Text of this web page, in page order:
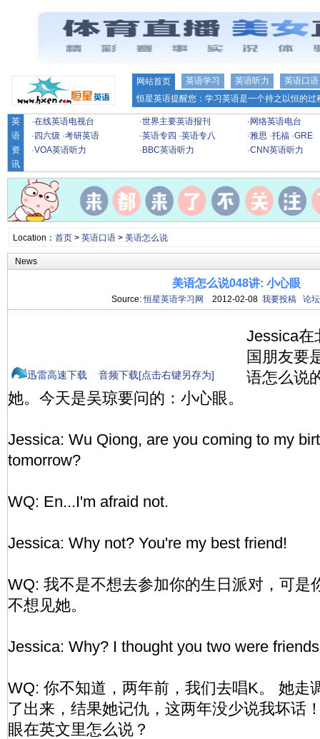
网站首页 英语学习 英语听力
英语口语
恒星英语提醒您：学习英语是一个持之以恒的
英
语
资
讯
·在线英语电视台 ·世界主要英语报刊 · 网络英语电台
· 四六级 ·考研英语 ·英语专四 ·英语专八 ·雅思 ·托福 ·GRE
·VOA英语听力 · BBC英语听力 ·CNN英语听力
Location： 首页> 英语口语> 美语怎么说
News
美语怎么说048讲: 小心眼
Source:恒星英语学习网 2012-02-08 我要投稿 论坛
迅雷高速下载 音频下载[点击右键另存为]
Jessica在
国朋友要
语怎么说
她。今天是吴琼要问的：小心眼。
Jessica: Wu Qiong, are you coming to my
tomorrow?
WQ: En...I'm afraid not.
Jessica: Why not? You're my best friend!
WQ: 我不是不想去参加你的生日派对，可是
不想见她。
Jessica: Why? I thought you two were
WQ: 你不知道，两年前，我们去唱K。 她走
了出来，结果她记仇，这两年没少说我坏话
眼在英文里怎么说？